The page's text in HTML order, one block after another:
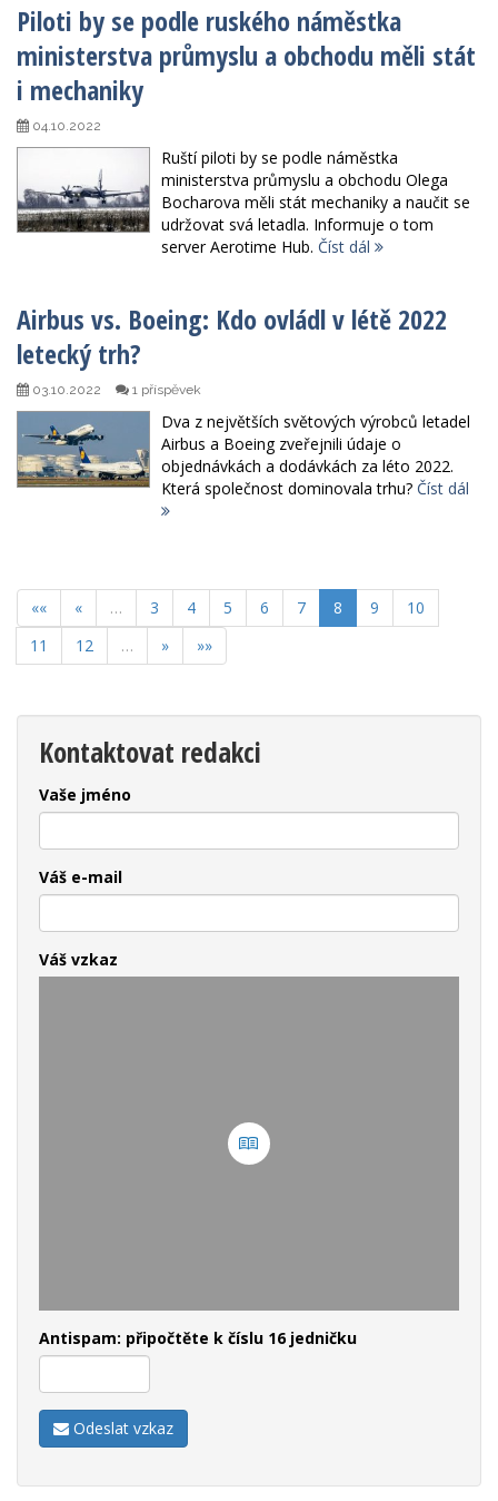
Piloti by se podle ruského náměstka
ministerstva průmyslu a obchodu měli stát
i mechaniky
04.10.2022
Ruští piloti by se podle náměstka
ministerstva průmyslu a obchodu Olega
Bocharova měli stát mechaniky a naučit se
udržovat svá letadla. Informuje o tom
server Aerotime Hub. Číst dál
Airbus vs. Boeing: Kdo ovládl v létě 2022
letecký trh?
03.10.2022 1 příspěvek
Dva z největších světových výrobců letadel
Airbus a Boeing zveřejnili údaje o
objednávkách a dodávkách za léto 2022.
Která společnost dominovala trhu? Číst dál
«« « … 3 4 5 6 7 8 9
10
11
12 … » »»
Kontaktovat redakci
Vaše jméno
Váš e-mail
Váš vzkaz
Antispam: připočtěte k číslu 16 jedničku
Odeslat vzkaz